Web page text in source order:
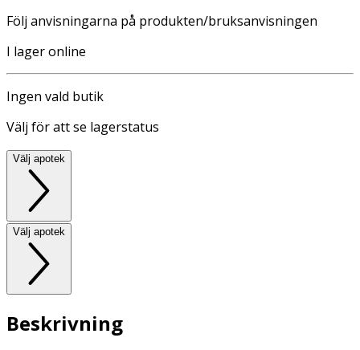
Följ anvisningarna på produkten/bruksanvisningen
I lager online
Ingen vald butik
Välj för att se lagerstatus
Välj apotek
Välj apotek
Beskrivning